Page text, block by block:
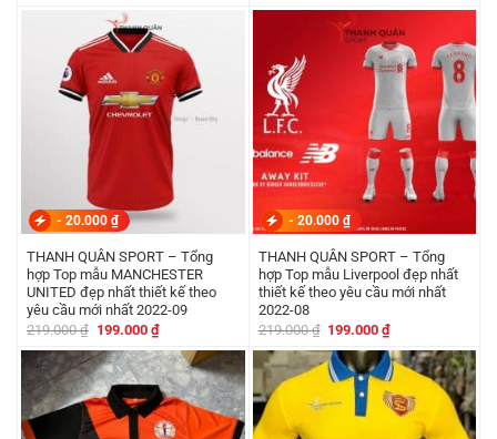
219.000 ₫.là:
199.000 ₫.
là:
219.000 ₫.
tại
là:
199.000 ₫.
- 20.000 ₫
THANH QUÂN SPORT – Tổng
hợp Top mẫu MANCHESTER
UNITED đẹp nhất thiết kế theo
yêu cầu mới nhất 2022-09
219.000₫ Giá
là:
219.000 ₫.
199.000 ₫Giá
hiện
tại
là:
199.000 ₫.
- 20.000 ₫
THANH QUÂN SPORT – Tổng
hợp Top mẫu Liverpool đẹp nhất
thiết kế theo yêu cầu mới nhất
2022-08
219.000₫ Giá
là:
219.000 ₫.
199.000₫Giá
tại
là:
199.000 ₫.